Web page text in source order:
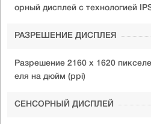
орный дисплей с технологией
РАЗРЕШЕНИЕ ДИСПЛЕЯ
Разрешение 2160 x 1620
еля на дюйм (ppi)
СЕНСОРНЫЙ ДИСПЛЕЙ